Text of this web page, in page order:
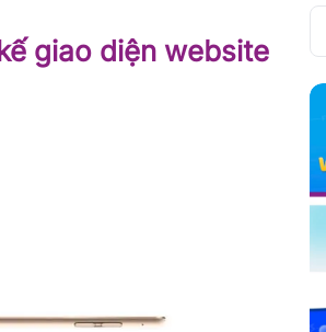
giao diện website